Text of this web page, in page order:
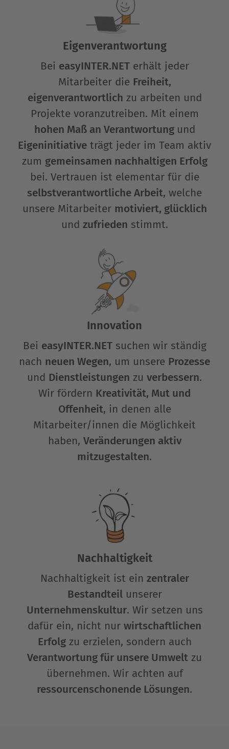
Eigenverant­wortung
Bei easyINTER.NETerhält jeder
Mitarbeiter die Freiheit,
eigenverantwortlich zu arbeiten und
Projekte voranzutreiben. Mit einem
hohen Maß an Verantwortung und
Eigeninitiative trägt jeder im Team aktiv
zum gemeinsamen nachhaltigen Erfolg
bei. Vertrauen ist elementar für die
selbstverantwortliche Arbeit, welche
unsere Mitarbeiter motiviert, glücklich
und zufrieden stimmt.
Innovation
Bei easyINTER.NETsuchen wir ständig
nach neuen Wegen, um unsere Prozesse
und Dienstleistungen zu verbessern.
Wir fördern Kreativität, Mut und
Offenheit, in denen alle
Mitarbeiter/innen die Möglichkeit
haben, Veränderungen aktiv
mitzugestalten.
Nachhaltigkeit
Nachhaltigkeit ist ein zentraler
Bestandteilunserer
Unternehmenskultur. Wir setzen uns
dafür ein, nicht nur wirtschaftlichen
Erfolgzu erzielen, sondern auch
Verantwortung für unsere Umwelt zu
übernehmen. Wir achten auf
ressourcenschonende Lösungen.